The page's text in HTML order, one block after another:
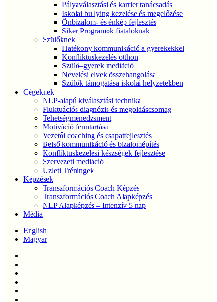
Pályaválasztási és karrier tanácsadás
Iskolai bullying kezelése és megelőzése
Önbizalom- és énkép fejlesztés
Siker Programok fiataloknak
Szülőknek
Hatékony kommunikáció a gyerekekkel
Konfliktuskezelés otthon
Szülő–gyerek mediáció
Nevelési elvek összehangolása
Szülők támogatása iskolai helyzetekben
Cégeknek
NLP-alapú kiválasztási technika
Fluktuációs diagnózis és megoldáscsomag
Tehetségmenedzsment
Motiváció fenntartása
Vezetői coaching és csapatfejlesztés
Belső kommunikáció és bizalomépítés
Konfliktuskezelési készségek fejlesztése
Szervezeti mediáció
Üzleti Tréningek
Képzések
Transzformációs Coach Képzés
Transzformációs Coach Alapképzés
NLP Alapképzés – Intenzív 5 nap
Média
English
Magyar